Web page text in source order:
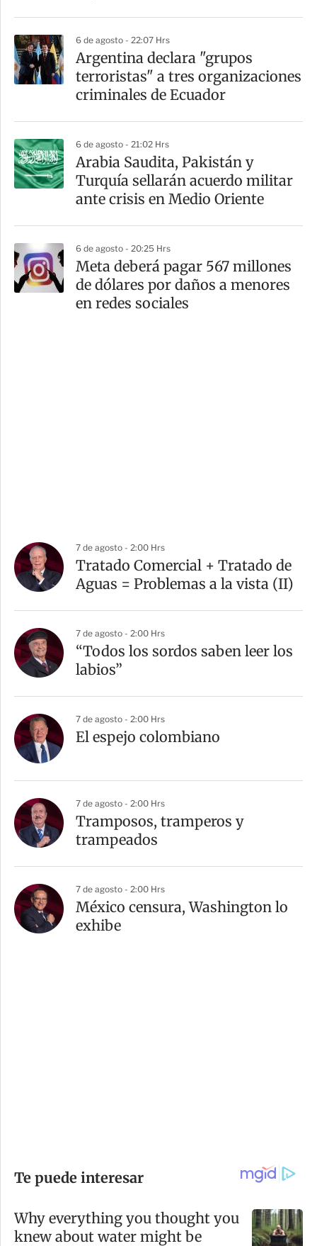
6 de agosto - 22:07 Hrs
Argentina declara "grupos
terroristas" a tres organizaciones
criminales de Ecuador
6 de agosto - 21:02 Hrs
Arabia Saudita, Pakistán y
Turquía sellarán acuerdo militar
ante crisis en Medio Oriente
6 de agosto - 20:25 Hrs
Meta deberá pagar 567 millones
de dólares por daños a menores
en redes sociales
7 de agosto - 2:00 Hrs
Tratado Comercial + Tratado de
Aguas = Problemas a la vista (II)
7 de agosto - 2:00 Hrs
“Todos los sordos saben leer los
labios”
7 de agosto - 2:00 Hrs
El espejo colombiano
7 de agosto - 2:00 Hrs
Tramposos, tramperos y
trampeados
7 de agosto - 2:00 Hrs
México censura, Washington lo
exhibe